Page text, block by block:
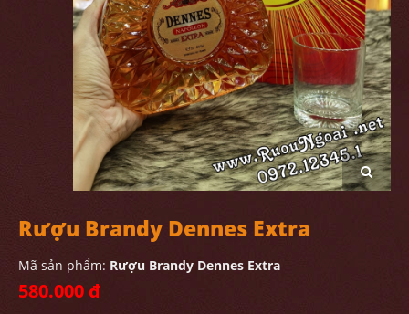
Rượu Brandy Dennes Extra
Mã sản phẩm: Rượu Brandy Dennes Extra
580.000 đ